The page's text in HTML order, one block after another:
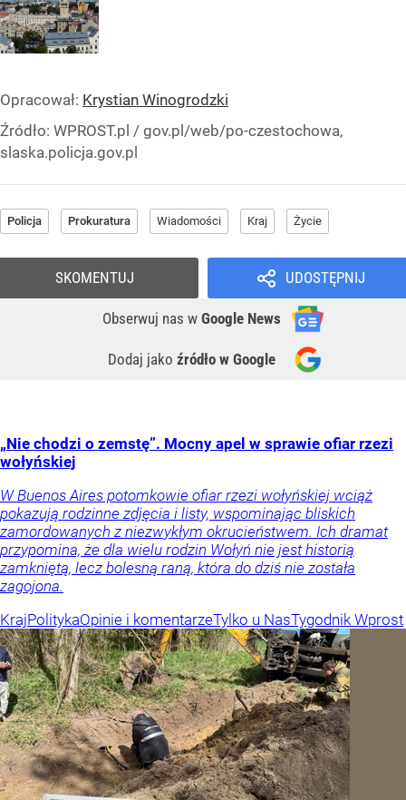
Opracował: Krystian Winogrodzki
Źródło: WPROST.pl / gov.pl/web/po-czestochowa,
slaska.policja.gov.pl
Policja Prokuratura Wiadomości Kraj Życie
UDOSTĘPNIJ
Obserwuj nas w Google News
Dodaj jako źródło w Google
SKOMENTUJ
„Nie chodzi o zemstę”. Mocny apel w sprawie ofiar rzezi
wołyńskiej
W Buenos Aires potomkowie ofiar rzezi wołyńskiej wciąż
pokazują rodzinne zdjęcia i listy, wspominając bliskich
zamordowanych z niezwykłym okrucieństwem. Ich dramat
przypomina, że dla wielu rodzin Wołyń nie jest historią
zamkniętą, lecz bolesną raną, która do dziś nie została
zagojona.
KrajPolitykaOpinie i komentarzeTylko u NasTygodnik Wprost